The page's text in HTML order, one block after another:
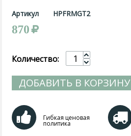
Артикул HPFRMGT2
870
Количество:
ДОБАВИТЬ В КОРЗИНУ
Гибкая ценовая
политика